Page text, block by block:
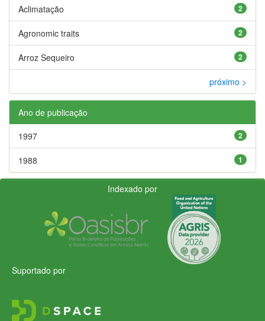
2
Aclimatação
2
Agronomic traits
2
Arroz Sequeiro
próximo >
Ano de publicação
2
1997
1
1988
Indexado por
Suportado por